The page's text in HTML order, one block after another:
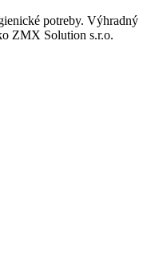
potreby. Výhradný
ZMX Solution s.r.o.